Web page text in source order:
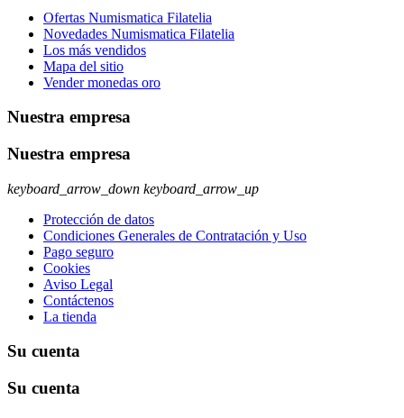
Ofertas Numismatica Filatelia
Novedades Numismatica Filatelia
Los más vendidos
Mapa del sitio
Vender monedas oro
Nuestra empresa
Nuestra empresa
keyboard_arrow_down keyboard_arrow_up
Protección de datos
Condiciones Generales de Contratación y Uso
Pago seguro
Cookies
Aviso Legal
Contáctenos
La tienda
Su cuenta
Su cuenta